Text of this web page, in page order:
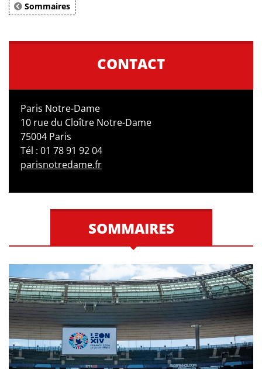
Sommaires
CONTACT
Paris Notre-Dame
10 rue du Cloître Notre-Dame
75004 Paris
Tél : 01 78 91 92 04
parisnotredame.fr
SOMMAIRES